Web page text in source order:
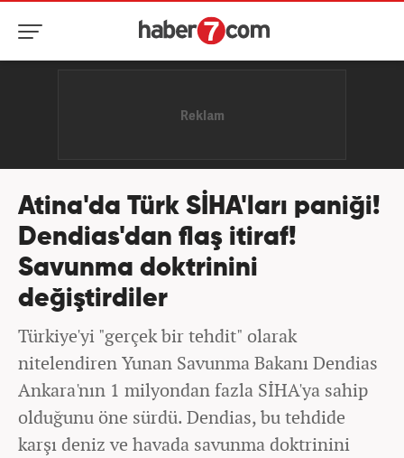
Atina'da Türk SİHA'ları paniği!
Dendias'dan flaş itiraf!
Savunma doktrinini
değiştirdiler
Türkiye'yi "gerçek bir tehdit" olarak
nitelendiren Yunan Savunma Bakanı Dendias
Ankara'nın 1 milyondan fazla SİHA'ya sahip
olduğunu öne sürdü. Dendias, bu tehdide
karşı deniz ve havada savunma doktrinini